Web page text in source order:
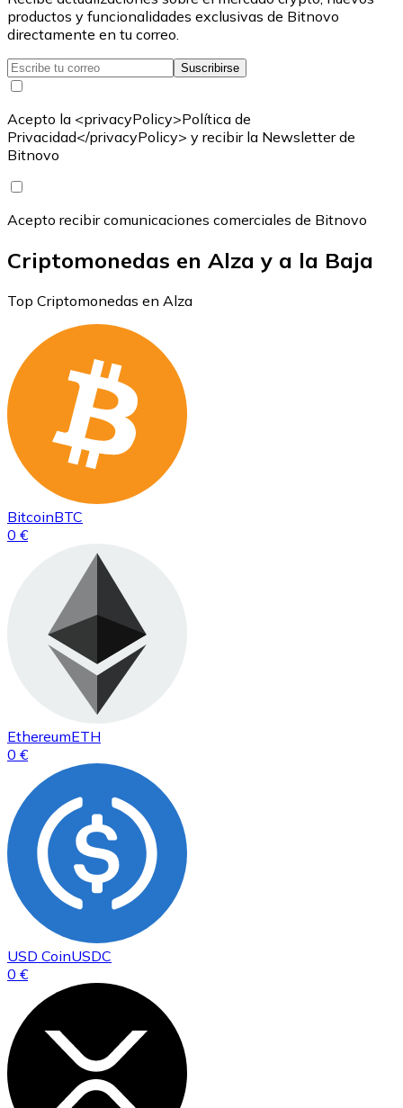
productos y funcionalidades exclusivas de Bitnovo
directamente en tu correo.
Suscribirse
Acepto la <privacyPolicy>Política de
Privacidad</privacyPolicy> y recibir la Newsletter de
Bitnovo
Acepto recibir comunicaciones comerciales de Bitnovo
Criptomonedas en Alza y a la Baja
Top Criptomonedas en Alza
BitcoinBTC
0 €
EthereumETH
0 €
USD CoinUSDC
0 €